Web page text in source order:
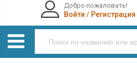
Добро пожаловать!
Войти / Регистрация